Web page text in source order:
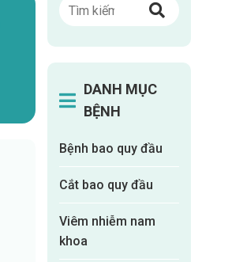
DANH MỤC
BỆNH
Bệnh bao quy đầu
Cắt bao quy đầu
Viêm nhiễm nam
khoa